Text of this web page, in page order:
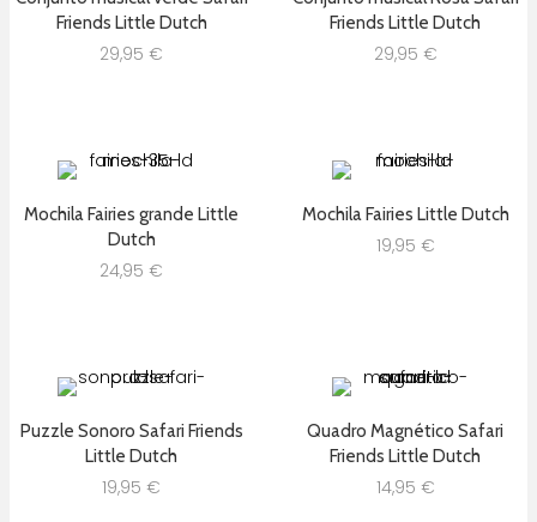
Friends Little Dutch
29,95 €
Friends Little Dutch
29,95 €
Mochila Fairies grande Little
Dutch
24,95 €
Mochila Fairies Little Dutch
19,95 €
Puzzle Sonoro Safari Friends
Little Dutch
19,95 €
Quadro Magnético Safari
Friends Little Dutch
14,95 €